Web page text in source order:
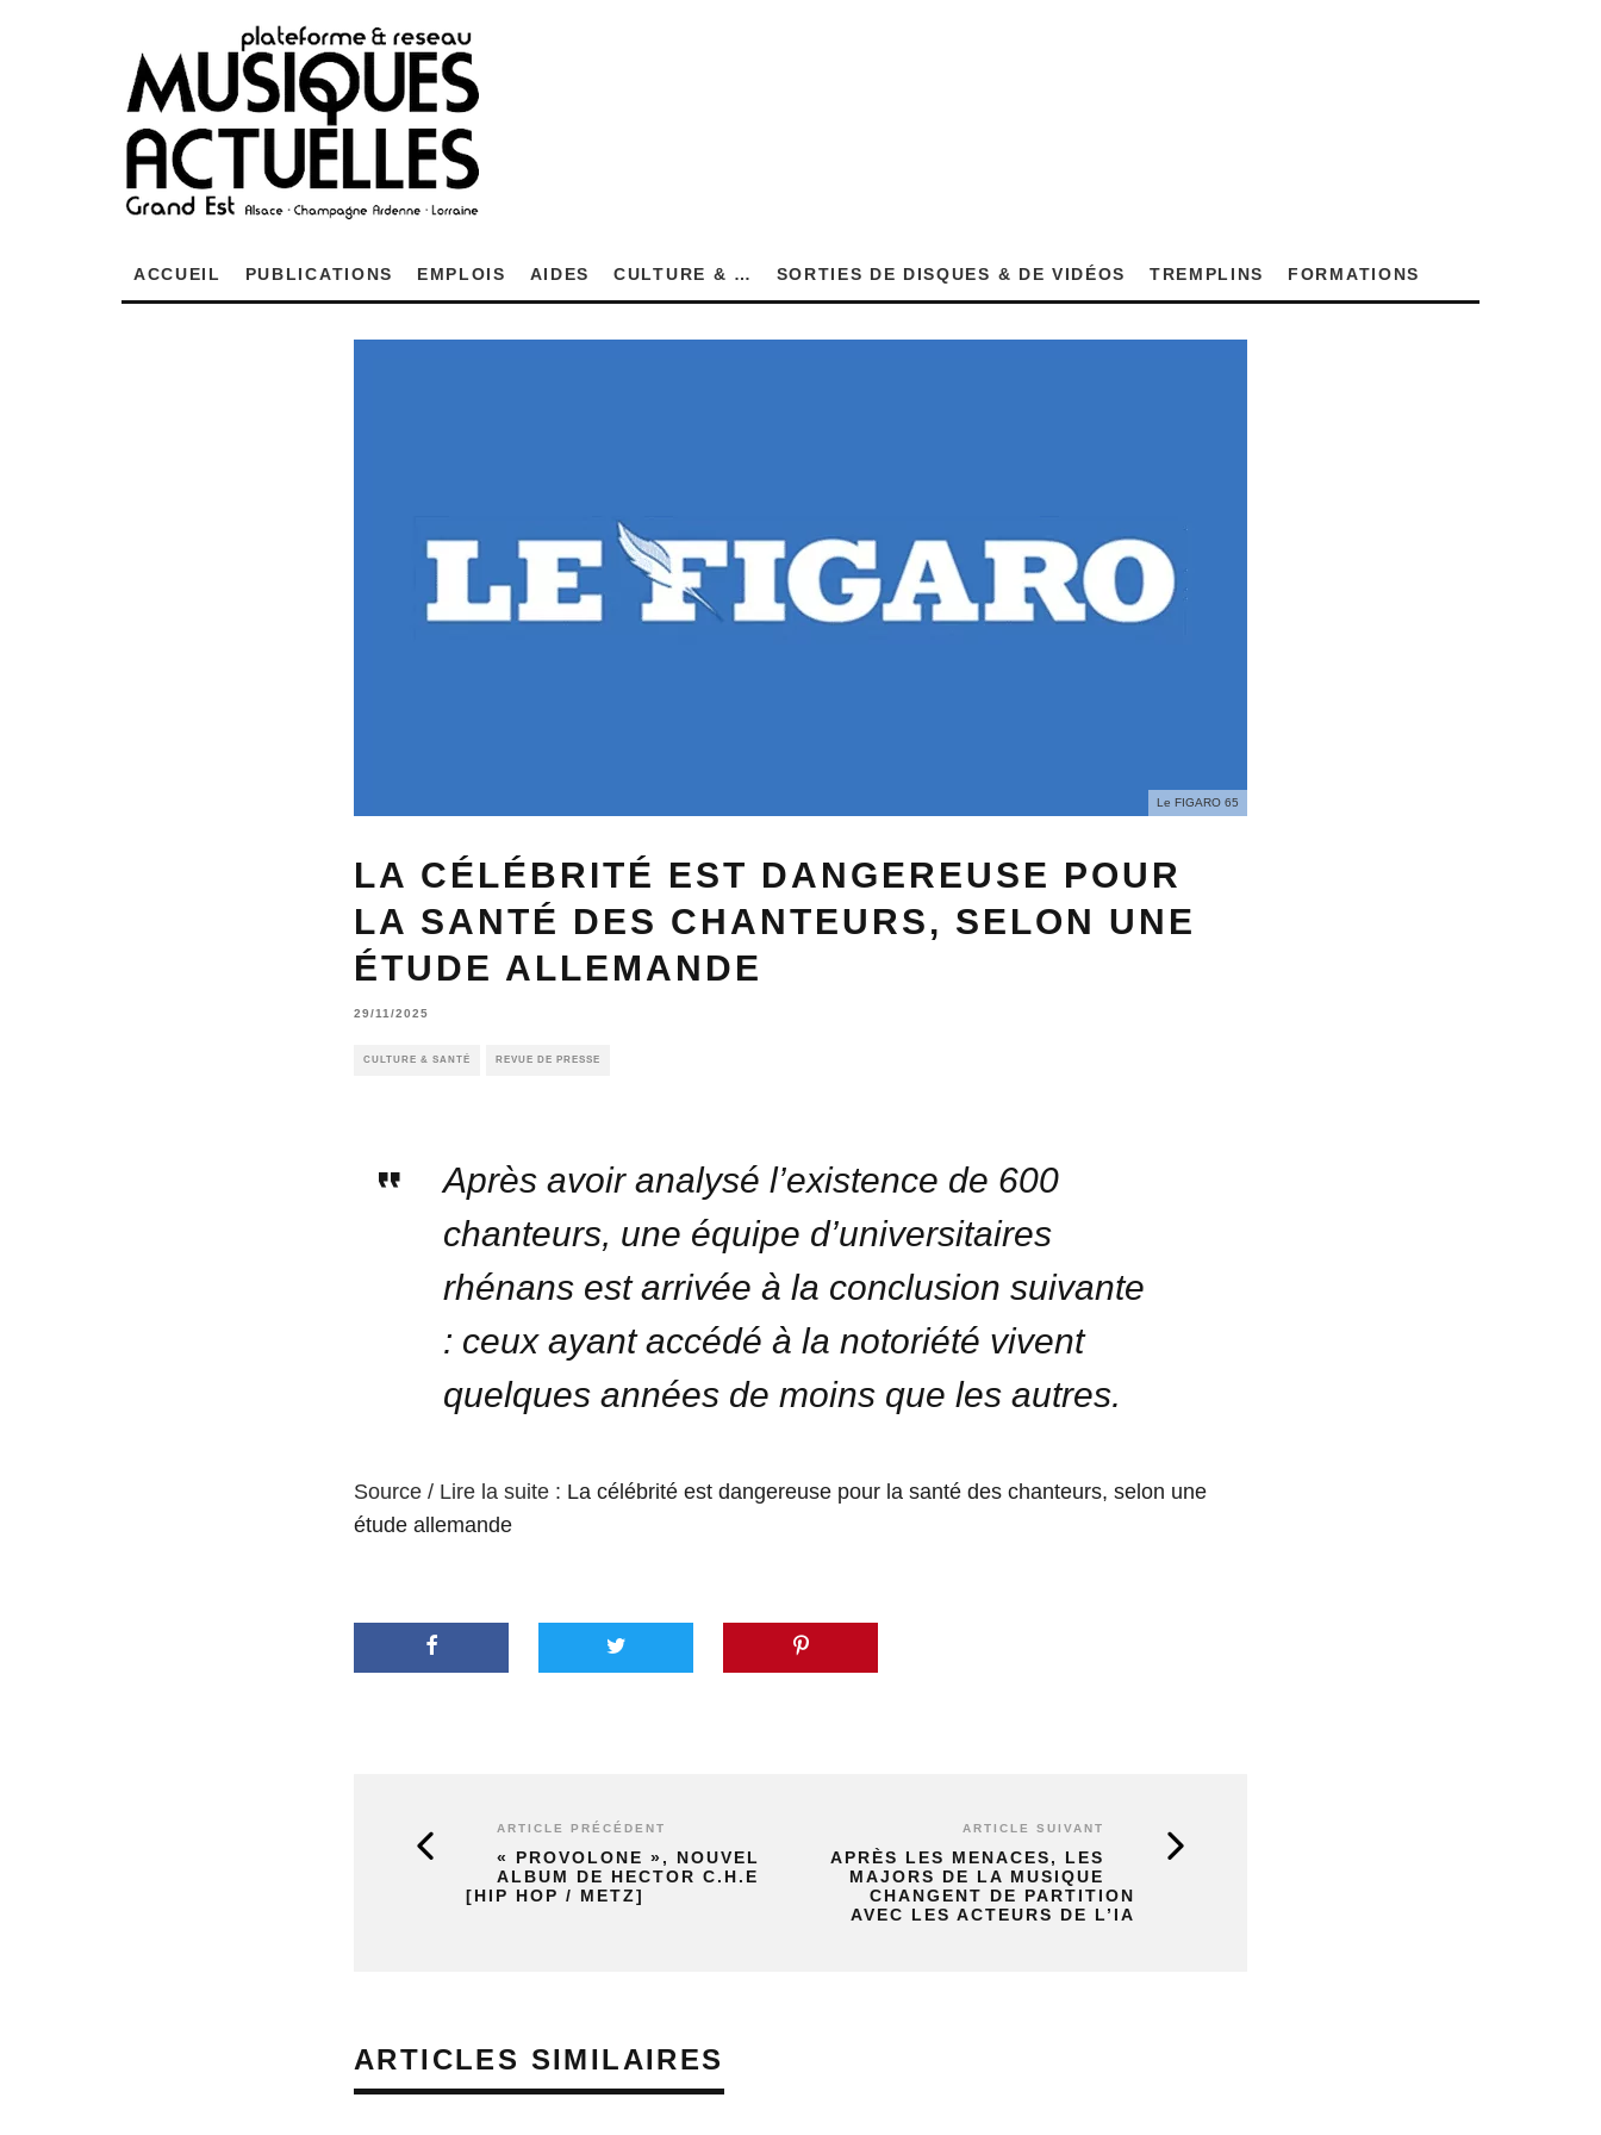
ACCUEIL PUBLICATIONS EMPLOIS AIDES CULTURE & … SORTIES DE DISQUES & DE VIDÉOS TREMPLINS FORMATIONS
Le FIGARO 65
LA CÉLÉBRITÉ EST DANGEREUSE POUR
LA SANTÉ DES CHANTEURS, SELON UNE
ÉTUDE ALLEMANDE
29/11/2025
CULTURE & SANTÉ REVUE DE PRESSE
Après avoir analysé l’existence de 600
chanteurs, une équipe d’universitaires
rhénans est arrivée à la conclusion suivante
: ceux ayant accédé à la notoriété vivent
quelques années de moins que les autres.
Source / Lire la suite : La célébrité est dangereuse pour la santé des chanteurs, selon une
étude allemande
ARTICLE PRÉCÉDENT
« PROVOLONE », NOUVEL
ALBUM DE HECTOR C.H.E
[HIP HOP / METZ]
ARTICLE SUIVANT
APRÈS LES MENACES, LES
MAJORS DE LA MUSIQUE
CHANGENT DE PARTITION
AVEC LES ACTEURS DE L’IA
ARTICLES SIMILAIRES